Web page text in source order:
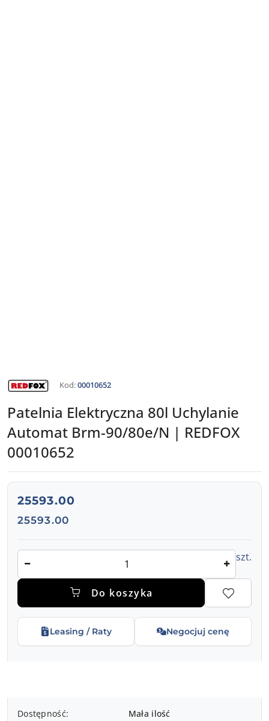
NAZWA
PRODUCENTA:Kod:00010652
Patelnia Elektryczna 80l Uchylanie
Automat Brm-90/80e/N | REDFOX
00010652
cena:
25593.00
Cena:
25593.00
Ilość szt.
Do koszyka
Leasing / Raty Negocjuj cenę
Dostępność
Dostępność:
Mała ilość